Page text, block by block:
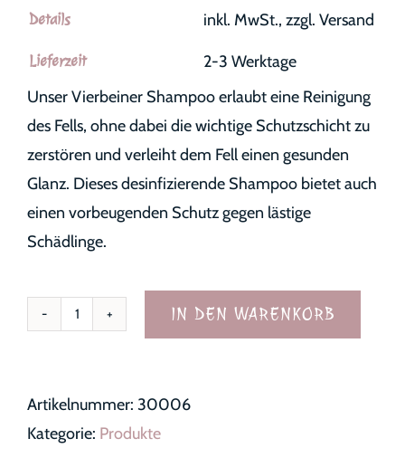
Details inkl. MwSt., zzgl. Versand
Lieferzeit
2-3 Werktage
Unser Vierbeiner Shampoo erlaubt eine Reinigung
des Fells, ohne dabei die wichtige Schutzschicht zu
zerstören und verleiht dem Fell einen gesunden
Glanz. Dieses desinfizierende Shampoo bietet auch
einen vorbeugenden Schutz gegen lästige
Schädlinge.
Hundeshampoo
IN DEN WARENKORB
Artikelnummer: 30006
Kategorie: Produkte